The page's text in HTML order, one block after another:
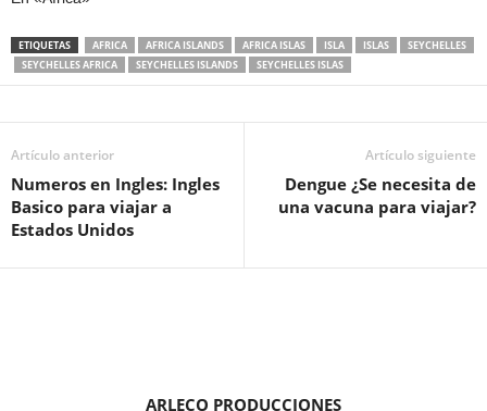
ETIQUETAS AFRICA AFRICA ISLANDS AFRICA ISLAS ISLA ISLAS
SEYCHELLES
SEYCHELLES AFRICA
SEYCHELLES ISLANDS SEYCHELLES ISLAS
Artículo anterior
Numeros en Ingles: Ingles
Basico para viajar a
Estados Unidos
Artículo siguiente
Dengue ¿Se necesita de
una vacuna para viajar?
ARLECO PRODUCCIONES